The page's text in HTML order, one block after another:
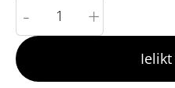
- +
Ielikt